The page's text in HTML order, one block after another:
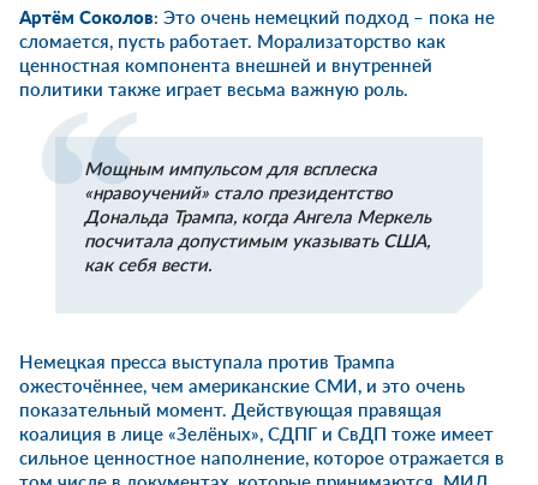
Артём Соколов: Это очень немецкий подход – пока не
сломается, пусть работает. Морализаторство как
ценностная компонента внешней и внутренней
политики также играет весьма важную роль.
Мощным импульсом для всплеска
«нравоучений» стало президентство
Дональда Трампа, когда Ангела Меркель
посчитала допустимым указывать США,
как себя вести.
Немецкая пресса выступала против Трампа
ожесточённее, чем американские СМИ, и это очень
показательный момент. Действующая правящая
коалиция в лице «Зелёных», СДПГ и СвДП тоже имеет
сильное ценностное наполнение, которое отражается в